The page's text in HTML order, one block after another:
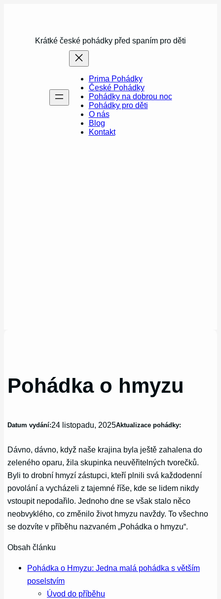
Krátké české pohádky před spaním pro děti
Prima Pohádky
České Pohádky
Pohádky na dobrou noc
Pohádky pro děti
O nás
Blog
Kontakt
Pohádka o hmyzu
Datum vydání:24 listopadu, 2025Aktualizace pohádky:
Dávno, dávno, když naše krajina byla ještě zahalena do
zeleného oparu, žila skupinka neuvěřitelných tvorečků.
Byli to drobní hmyzí zástupci, kteří plnili svá každodenní
povolání a vycházeli z tajemné říše, kde se lidem nikdy
vstoupit nepodařilo. Jednoho dne se však stalo něco
neobvyklého, co změnilo život hmyzu navždy. To všechno
se dozvíte v příběhu nazvaném „Pohádka o hmyzu“.
Obsah článku
Pohádka o Hmyzu: Jedna malá pohádka s větším
poselstvím
Úvod do příběhu